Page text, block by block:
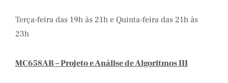
Terça-feira das 19h às 21h e Quinta-feira das 21h às
23h
MC658AB – Projeto e Análise de Algoritmos III